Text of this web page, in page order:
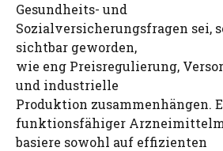
Gesundheits- und
Sozialversicherungsfragen sei,
sichtbar geworden,
wie eng Preisregulierung,
und industrielle
Produktion zusammenhängen.
funktionsfähiger
basiere sowohl auf effizienten